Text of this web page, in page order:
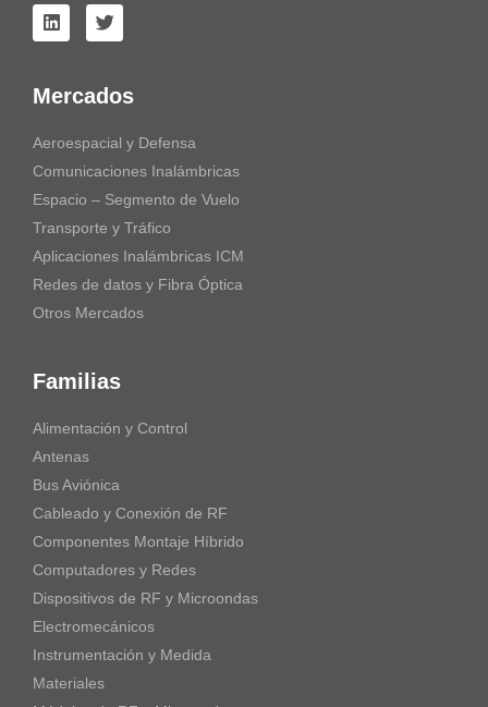
Mercados
Aeroespacial y Defensa
Comunicaciones Inalámbricas
Espacio – Segmento de Vuelo
Transporte y Tráfico
Aplicaciones Inalámbricas ICM
Redes de datos y Fibra Óptica
Otros Mercados
Familias
Alimentación y Control
Antenas
Bus Aviónica
Cableado y Conexión de RF
Componentes Montaje Híbrido
Computadores y Redes
Dispositivos de RF y Microondas
Electromecánicos
Instrumentación y Medida
Materiales